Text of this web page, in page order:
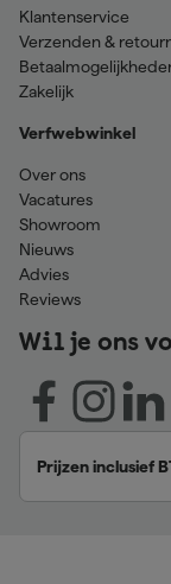
Klantenservice
Verzenden &
Zakelijk
Verfwebwinkel
Over ons
Vacatures
Showroom
Nieuws
Advies
Reviews
Wil je ons
Prijzen inclusief